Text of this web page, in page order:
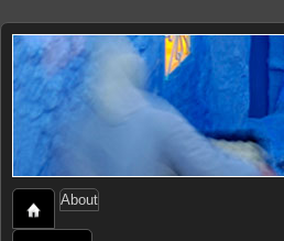
About